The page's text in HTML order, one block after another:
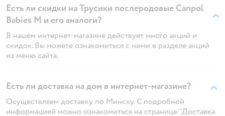
Есть ли скидки на Трусики послеродовые Canpol
Babies M и его аналоги?
В нашем интернет-магазине действует много акций и
скидок. Вы можете ознакомиться с ними в разделе акций
из меню сайта.
Есть ли доставка на дом в интернет-магазине?
Осуществляем доставку по Минску. С подробной
информацией можно ознакомиться на странице "Доставка